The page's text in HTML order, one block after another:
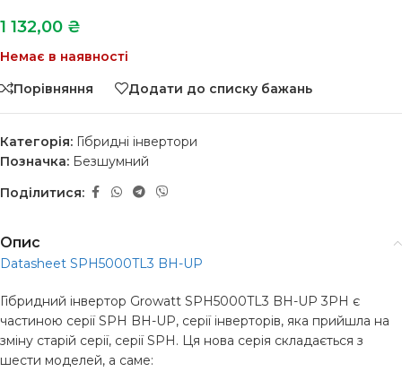
1 132,00 ₴
Немає в наявності
Порівняння
Додати до списку бажань
Категорія: Гібридні інвертори
Позначка: Безшумний
Поділитися:
Опис
Datasheet SPH5000TL3 BH-UP
Гібридний інвертор Growatt SPH5000TL3 BH-UP 3PH є
частиною серії SPH BH-UP, серії інверторів, яка прийшла на
зміну старій серії, серії SPH. Ця нова серія складається з
шести моделей, а саме: